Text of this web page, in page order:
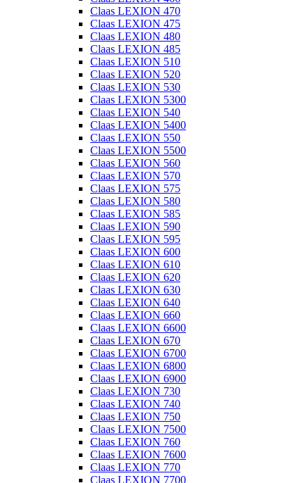
Claas LEXION 470
Claas LEXION 475
Claas LEXION 480
Claas LEXION 485
Claas LEXION 510
Claas LEXION 520
Claas LEXION 530
Claas LEXION 5300
Claas LEXION 540
Claas LEXION 5400
Claas LEXION 550
Claas LEXION 5500
Claas LEXION 560
Claas LEXION 570
Claas LEXION 575
Claas LEXION 580
Claas LEXION 585
Claas LEXION 590
Claas LEXION 595
Claas LEXION 600
Claas LEXION 610
Claas LEXION 620
Claas LEXION 630
Claas LEXION 640
Claas LEXION 660
Claas LEXION 6600
Claas LEXION 670
Claas LEXION 6700
Claas LEXION 6800
Claas LEXION 6900
Claas LEXION 730
Claas LEXION 740
Claas LEXION 750
Claas LEXION 7500
Claas LEXION 760
Claas LEXION 7600
Claas LEXION 770
Claas LEXION 7700